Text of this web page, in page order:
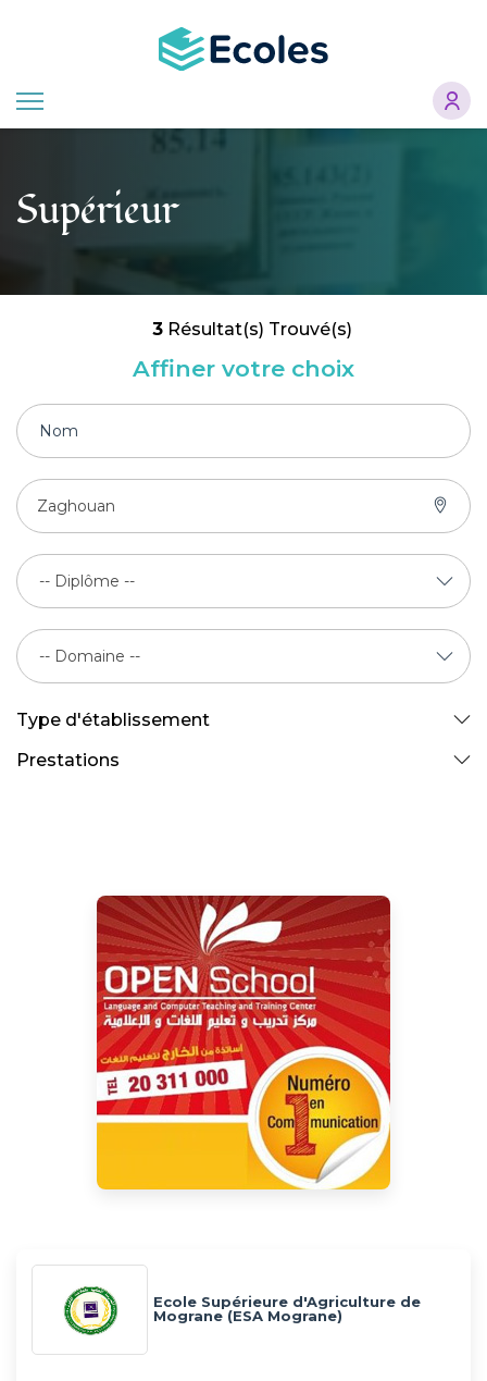
principal
Supérieur
3 Résultat(s) Trouvé(s)
Affiner votre choix
Zaghouan
Type d'établissement
Prestations
Ecole Supérieure d'Agriculture de
Mograne (ESA Mograne)